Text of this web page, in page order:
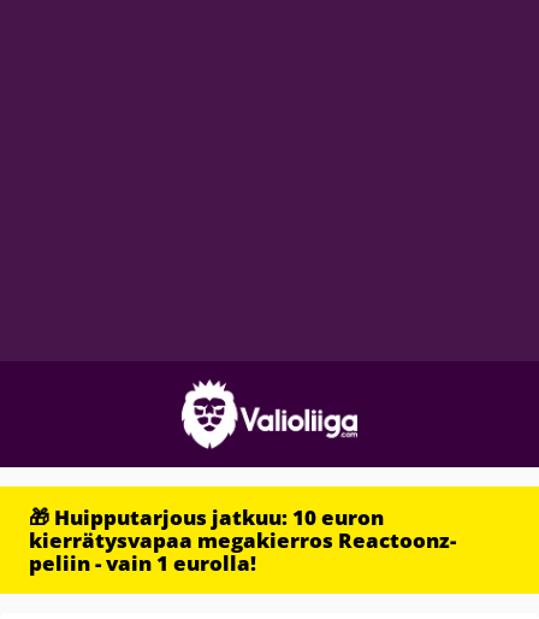
🎁 Huipputarjous jatkuu: 10 euron
kierrätysvapaa megakierros Reactoonz-
peliin - vain 1 eurolla!